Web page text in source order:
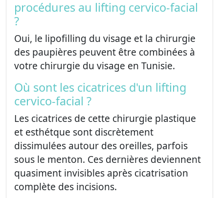
procédures au lifting cervico-facial
?
Oui, le lipofilling du visage et la chirurgie
des paupières peuvent être combinées à
votre chirurgie du visage en Tunisie.
Où sont les cicatrices d'un lifting
cervico-facial ?
Les cicatrices de cette chirurgie plastique
et esthétque sont discrètement
dissimulées autour des oreilles, parfois
sous le menton. Ces dernières deviennent
quasiment invisibles après cicatrisation
complète des incisions.